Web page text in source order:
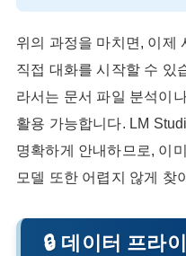
위의 과정을 마치면, 이제
직접 대화를 시작할 수 있
라서는 문서 파일 분석이
활용 가능합니다. LM
명확하게 안내하므로, 이
모델 또한 어렵지 않게 찾
🔒 데이터 프라